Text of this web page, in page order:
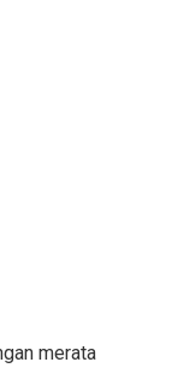
merata